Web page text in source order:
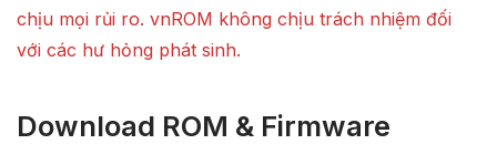
chịu mọi rủi ro. vnROM không chịu trách nhiệm đối
với các hư hỏng phát sinh.
Download ROM & Firmware